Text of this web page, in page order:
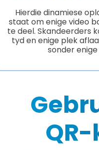
Hierdie dinamiese
staat om enige video
te deel. Skandeerders
tyd en enige plek
sonder